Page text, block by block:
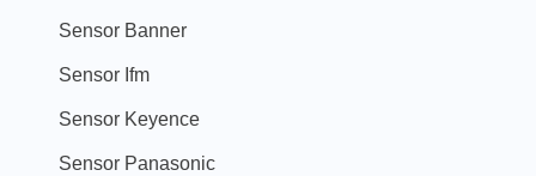
Sensor Banner
Sensor Ifm
Sensor Keyence
Sensor Panasonic